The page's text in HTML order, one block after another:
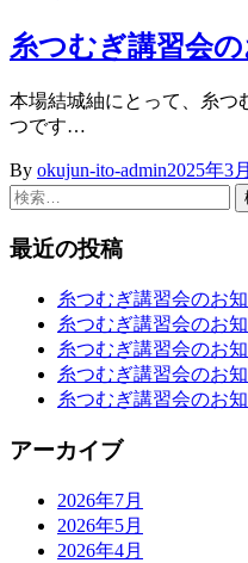
糸つむぎ講習会の
本場結城紬にとって、糸つ
つです…
By okujun-ito-admin2025年3
検
最近の投稿
糸つむぎ講習会のお
糸つむぎ講習会のお
糸つむぎ講習会のお
糸つむぎ講習会のお
糸つむぎ講習会のお
アーカイブ
2026年7月
2026年5月
2026年4月